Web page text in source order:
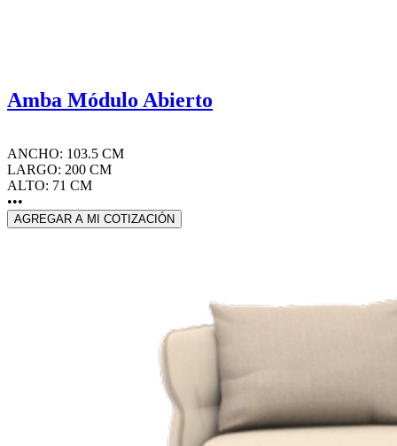
Amba Módulo Abierto
ANCHO: 103.5 CM
LARGO: 200 CM
ALTO: 71 CM
•••
AGREGAR A MI COTIZACIÓN